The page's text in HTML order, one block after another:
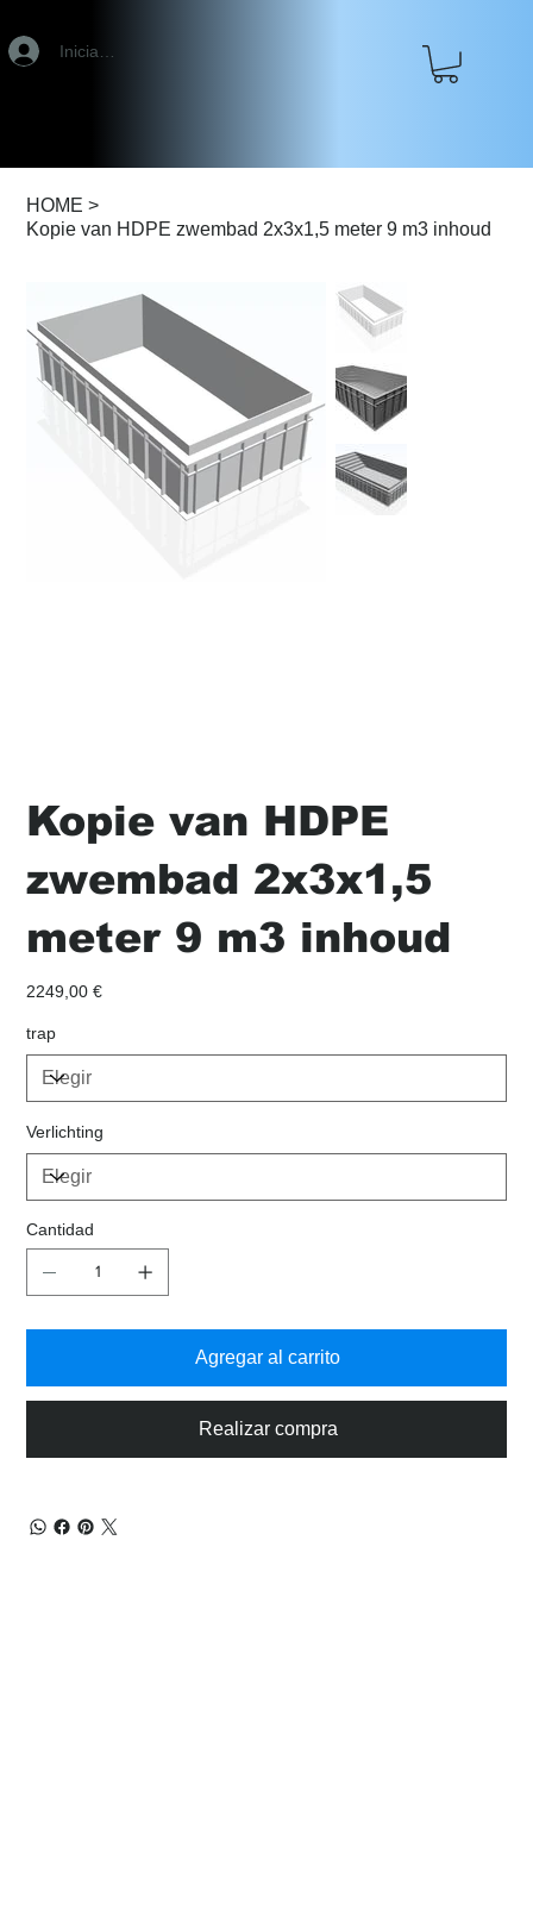
Iniciar sesión
HOME >
Kopie van HDPE zwembad 2x3x1,5 meter 9 m3 inhoud
Kopie van HDPE
zwembad 2x3x1,5
meter 9 m3 inhoud
Precio
2249,00 €
trap
Verlichting
Cantidad
Agregar al carrito
Realizar compra